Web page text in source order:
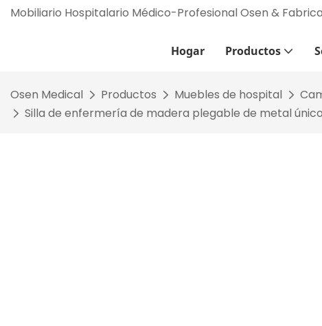
Mobiliario Hospitalario Médico-Profesional Osen &
Hogar Productos
Osen Medical Productos Muebles de hospital
Silla de enfermería de madera plegable de metal